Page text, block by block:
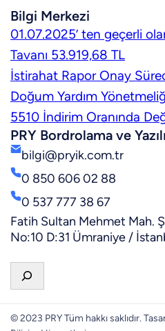
Bilgi Merkezi
01.07.2025’ ten geçerli
Tavanı 53.919,68 TL
İstirahat Rapor Onay
Doğum Yardım
5510 İndirim Oranında
PRY Bordrolama ve
bilgi@pryik.com.tr
0 850 606 02 88
0 537 777 38 67
Fatih Sultan Mehmet Mah.
No:10 D:31 Ümraniye /
r
© 2023 PRY Tüm hakkı saklıdır.